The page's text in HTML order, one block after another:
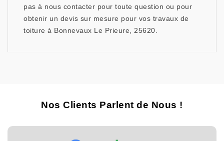
pas à nous contacter pour toute question ou pour
obtenir un devis sur mesure pour vos travaux de
toiture à Bonnevaux Le Prieure, 25620.
Nos Clients Parlent de Nous !